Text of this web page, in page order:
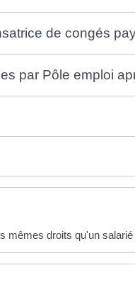
de congés
par Pôle emploi
mêmes droits qu'un